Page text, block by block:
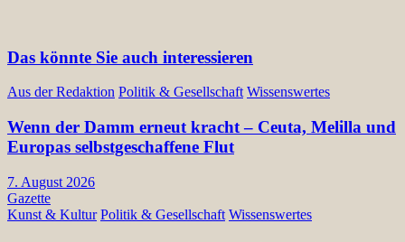
Das könnte Sie auch interessieren
Aus der Redaktion Politik & Gesellschaft Wissenswertes
Wenn der Damm erneut kracht – Ceuta, Melilla und
Europas selbstgeschaffene Flut
7. August 2026
Gazette
Kunst & Kultur Politik & Gesellschaft Wissenswertes